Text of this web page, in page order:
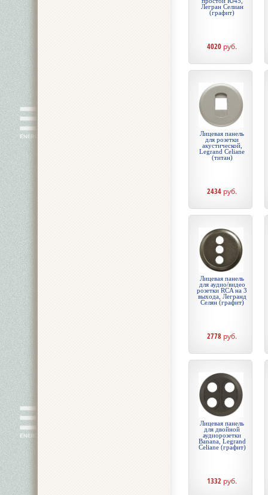
Легран Селиан
(графит)
4020 руб.
Лицевая панель
для розетки
акустической,
Legrand Celiane
(титан)
2434 руб.
Лицевая панель
для аудио/видео
розетки RCA на 3
выхода, Легранд
Селян (графит)
2778 руб.
Лицевая панель
для двойной
аудиорозетки
Banana, Legrand
Celiane (графит)
1332 руб.